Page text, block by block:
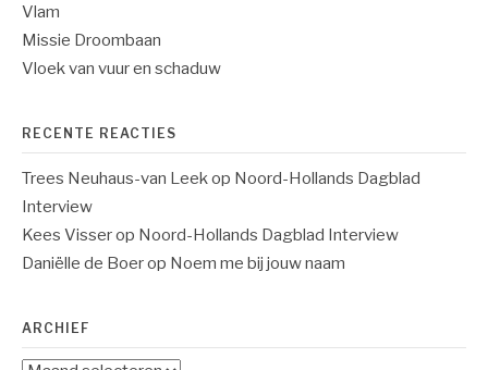
Vlam
Missie Droombaan
Vloek van vuur en schaduw
RECENTE REACTIES
Trees Neuhaus-van Leek op Noord-Hollands Dagblad
Interview
Kees Visserop Noord-Hollands Dagblad Interview
Daniëlle de Boerop Noem me bij jouw naam
ARCHIEF